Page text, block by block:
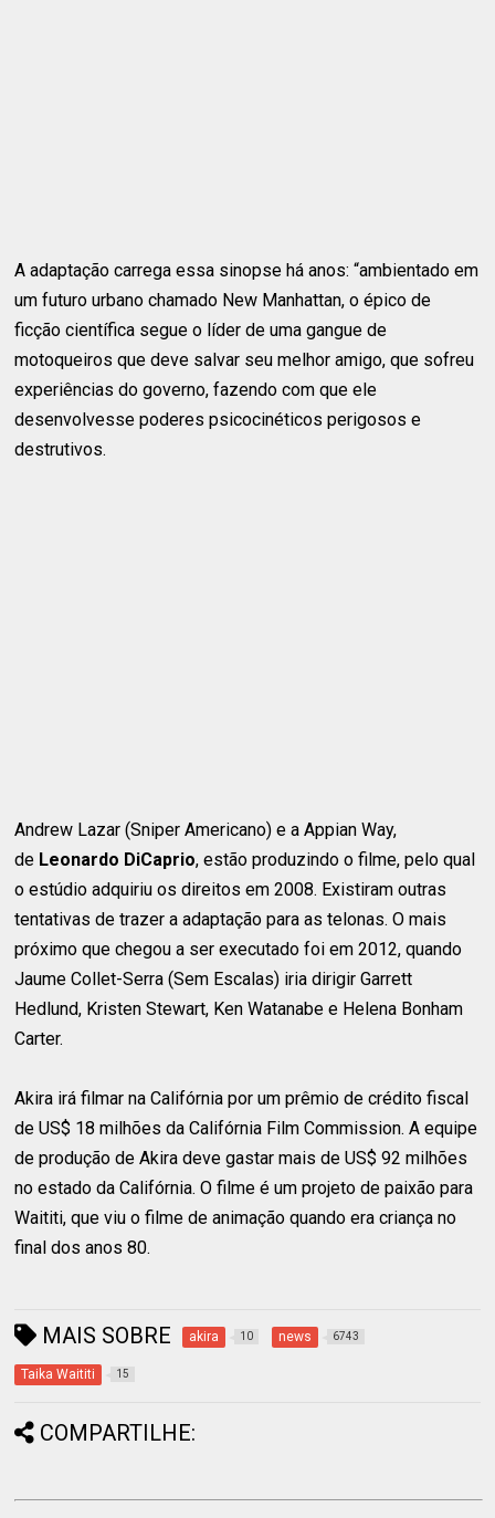
A adaptação carrega essa sinopse há anos: “ambientado em
um futuro urbano chamado New Manhattan, o épico de
ficção científica segue o líder de uma gangue de
motoqueiros que deve salvar seu melhor amigo, que sofreu
experiências do governo, fazendo com que ele
desenvolvesse poderes psicocinéticos perigosos e
destrutivos.
Andrew Lazar (Sniper Americano) e a Appian Way,
de Leonardo DiCaprio, estão produzindo o filme, pelo qual
o estúdio adquiriu os direitos em 2008. Existiram outras
tentativas de trazer a adaptação para as telonas. O mais
próximo que chegou a ser executado foi em 2012, quando
Jaume Collet-Serra (Sem Escalas) iria dirigir Garrett
Hedlund, Kristen Stewart, Ken Watanabe e Helena Bonham
Carter.
Akira irá filmar na Califórnia por um prêmio de crédito fiscal
de US$ 18 milhões da Califórnia Film Commission. A equipe
de produção de Akira deve gastar mais de US$ 92 milhões
no estado da Califórnia. O filme é um projeto de paixão para
Waititi, que viu o filme de animação quando era criança no
final dos anos 80.
MAIS SOBRE akira 10 news 6743
Taika Waititi 15
COMPARTILHE: